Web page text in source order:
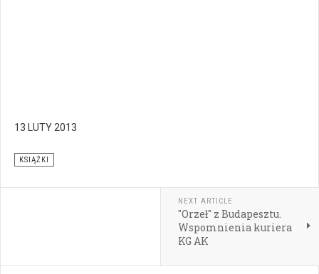
13 LUTY 2013
KSIĄŻKI
NEXT ARTICLE
"Orzeł" z Budapesztu.
Wspomnienia kuriera
KG AK